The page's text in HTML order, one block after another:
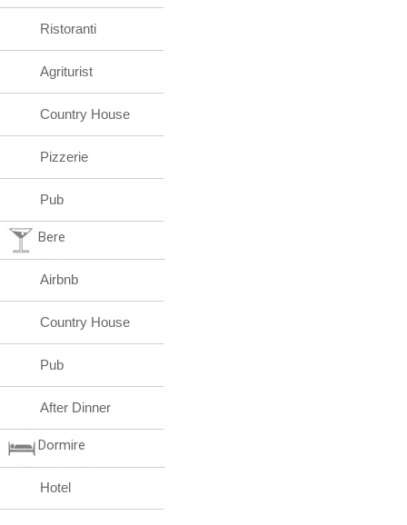
Ristoranti
Agriturist
Country House
Pizzerie
Pub
Bere
Airbnb
Country House
Pub
After Dinner
Dormire
Hotel